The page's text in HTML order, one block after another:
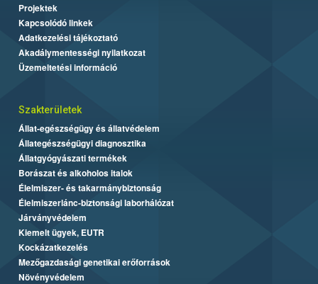
Projektek
Kapcsolódó linkek
Adatkezelési tájékoztató
Akadálymentességi nyilatkozat
Üzemeltetési információ
Szakterületek
Állat-egészségügy és állatvédelem
Állategészségügyi diagnosztika
Állatgyógyászati termékek
Borászat és alkoholos italok
Élelmiszer- és takarmánybiztonság
Élelmiszerlánc-biztonsági laborhálózat
Járványvédelem
Kiemelt ügyek, EUTR
Kockázatkezelés
Mezőgazdasági genetikai erőforrások
Növényvédelem